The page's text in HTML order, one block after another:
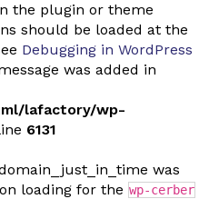
the plugin or theme
should be loaded at the
Debugging in WordPress
was added in
lafactory/wp-
6131
was
loading for the wp-cerber